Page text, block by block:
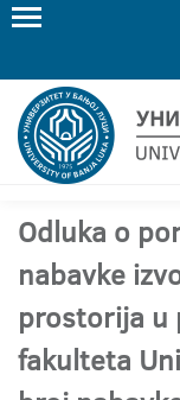
Odluka o
nabavke
prostorija u
fakulteta